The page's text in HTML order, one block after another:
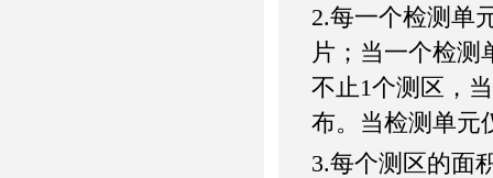
2.每一个检测单
片；当一个检测
不止1个测区，
布。当检测单元
3.每个测区的面